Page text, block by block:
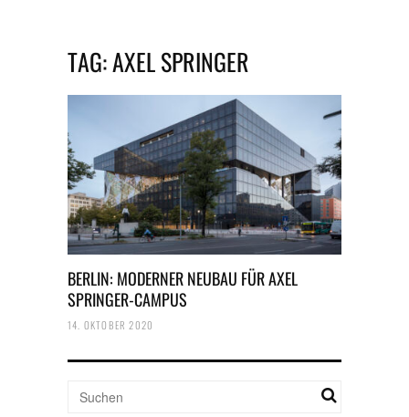
TAG:AXEL SPRINGER
BERLIN: MODERNER NEUBAU FÜR AXEL
SPRINGER-CAMPUS
14. OKTOBER 2020